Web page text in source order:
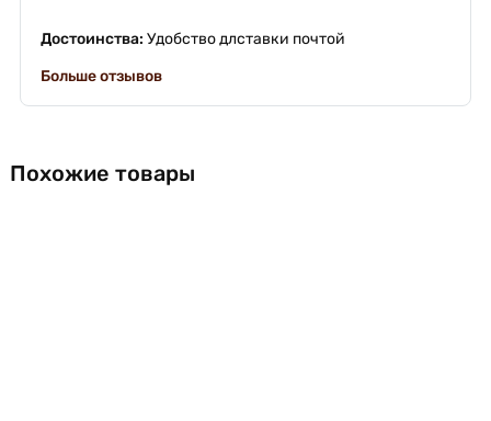
Достоинства: Удобство длставки почтой
Больше отзывов
Похожие товары